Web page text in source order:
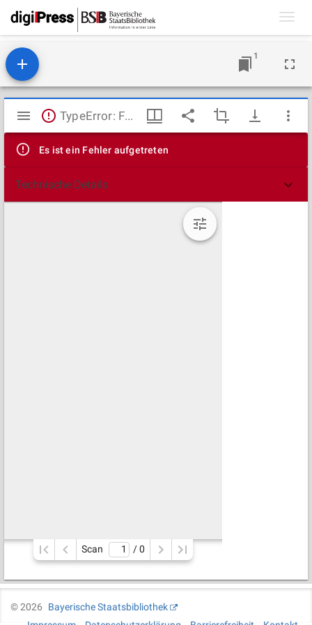
1
Mirador
Viewer
TypeError: Failed to fetch
Es ist ein Fehler aufgetreten
Technische Details
Scan / 0
©2026
Bayerische Staatsbibliothek